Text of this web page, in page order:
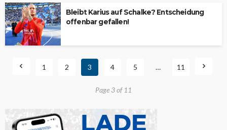
Bleibt Karius auf Schalke? Entscheidung
offenbar gefallen!
1 2 3 4 5 … 11
Page 3 of 11